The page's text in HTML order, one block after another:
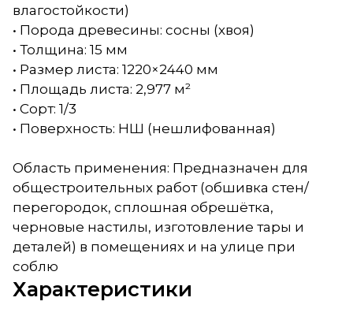
влагостойкости)
• Порода древесины: сосны (хвоя)
• Толщина: 15 мм
• Размер листа: 1220×2440 мм
• Площадь листа: 2,977 м²
• Сорт: 1/3
• Поверхность: НШ (нешлифованная)
Область применения: Предназначен для
общестроительных работ (обшивка стен/
перегородок, сплошная обрешётка,
черновые настилы, изготовление тары и
деталей) в помещениях и на улице при
соблю
Характеристики